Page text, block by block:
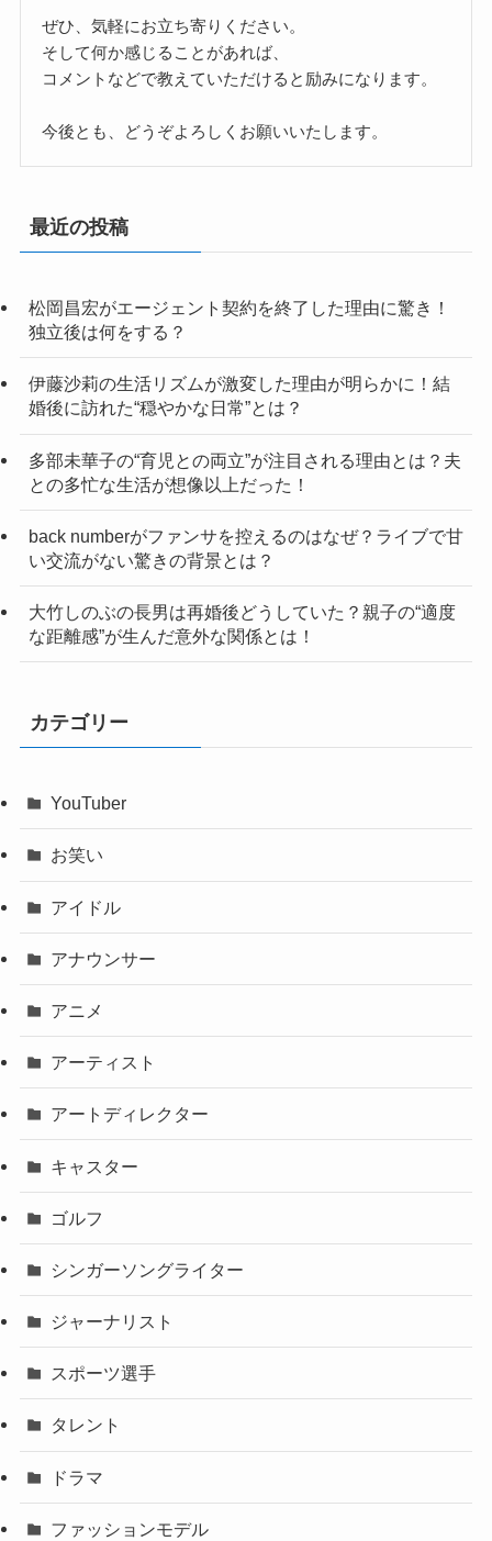
ぜひ、気軽にお立ち寄りください。
そして何か感じることがあれば、
コメントなどで教えていただけると励みになります。
今後とも、どうぞよろしくお願いいたします。
最近の投稿
松岡昌宏がエージェント契約を終了した理由に驚き！
独立後は何をする？
伊藤沙莉の生活リズムが激変した理由が明らかに！結
婚後に訪れた“穏やかな日常”とは？
多部未華子の“育児との両立”が注目される理由とは？夫
との多忙な生活が想像以上だった！
back numberがファンサを控えるのはなぜ？ライブで甘
い交流がない驚きの背景とは？
大竹しのぶの長男は再婚後どうしていた？親子の“適度
な距離感”が生んだ意外な関係とは！
カテゴリー
YouTuber
お笑い
アイドル
アナウンサー
アニメ
アーティスト
アートディレクター
キャスター
ゴルフ
シンガーソングライター
ジャーナリスト
スポーツ選手
タレント
ドラマ
ファッションモデル